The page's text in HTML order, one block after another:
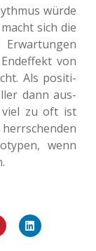
würde
sich die
von
Als posi­ti­
dann aus­
viel zu oft ist
wenn